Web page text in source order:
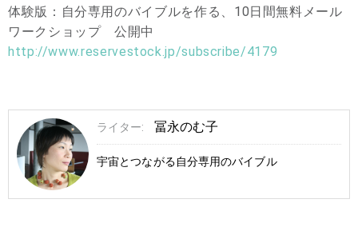
体験版：自分専用のバイブルを作る、10日間無料メール
ワークショップ 公開中
http://www.reservestock.jp/subscribe/4179
ライター: 冨永のむ子
宇宙とつながる自分専用のバイブル